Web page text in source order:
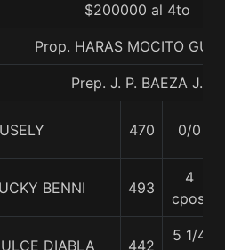
$200000 al 4to
Prop. HARAS MOCITO
Prep. J. P. BAEZA J.
470 0/0
BENNI 493
4
cpos.
DIABLA 442
5 1/4